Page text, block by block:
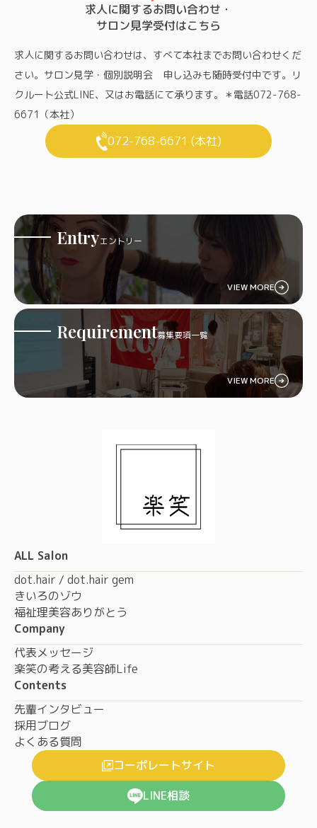
求人に関するお問い合わせ・
サロン見学受付はこちら
求人に関するお問い合わせは、すべて本社までお問い合わせくだ
さい。サロン見学・個別説明会 申し込みも随時受付中です。リ
クルート公式LINE、又はお電話にて承ります。＊電話072-768-
6671（本社）
072-768-6671 (本社)
Entryエントリー
VIEW MORE
Requirement募集要項一覧
VIEW MORE
ALL Salon
dot.hair / dot.hair gem
きいろのゾウ
福祉理美容ありがとう
Company
代表メッセージ
楽笑の考える美容師Life
Contents
先輩インタビュー
採用ブログ
よくある質問
コーポレートサイト
LINE相談